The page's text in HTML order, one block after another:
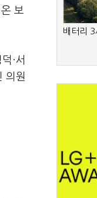
보
·서
의원
배터리 3